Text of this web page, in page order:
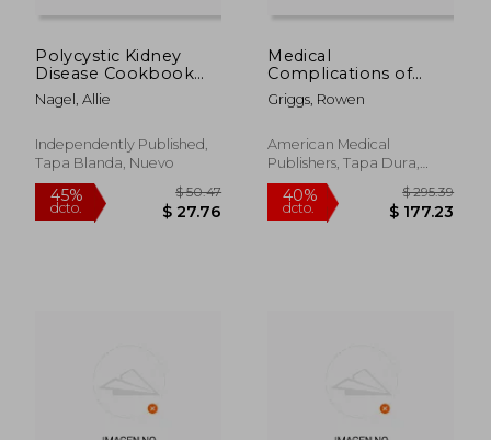
45%
dcto. $ 70.60
45%
dcto. $
Polycystic Kidney
Disease Cookbook
for Beginners: Quick,
Simple Delicious Low
Potassium Diet
Recipes and Meal
Stage 3 (en Inglés)
Nagel, Allie
Independently Published,
Tapa Blanda, Nuevo
Medical
Complications of
Kidney
Transplantation (en
Griggs, Rowen
American Medical
Publishers, Tapa Dura,
Nuevo